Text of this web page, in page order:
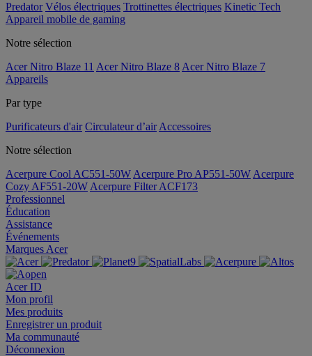
Predator Vélos électriques Trottinettes électriques Kinetic Tech
Appareil mobile de gaming
Notre sélection
Acer Nitro Blaze 11 Acer Nitro Blaze 8 Acer Nitro Blaze 7
Appareils
Par type
Purificateurs d'air Circulateur d’air Accessoires
Notre sélection
Acerpure Cool AC551-50W Acerpure Pro AP551-50W Acerpure
Cozy AF551-20W Acerpure Filter ACF173
Professionnel
Éducation
Assistance
Événements
Marques Acer
Acer ID
Mon profil
Mes produits
Enregistrer un produit
Ma communauté
Déconnexion